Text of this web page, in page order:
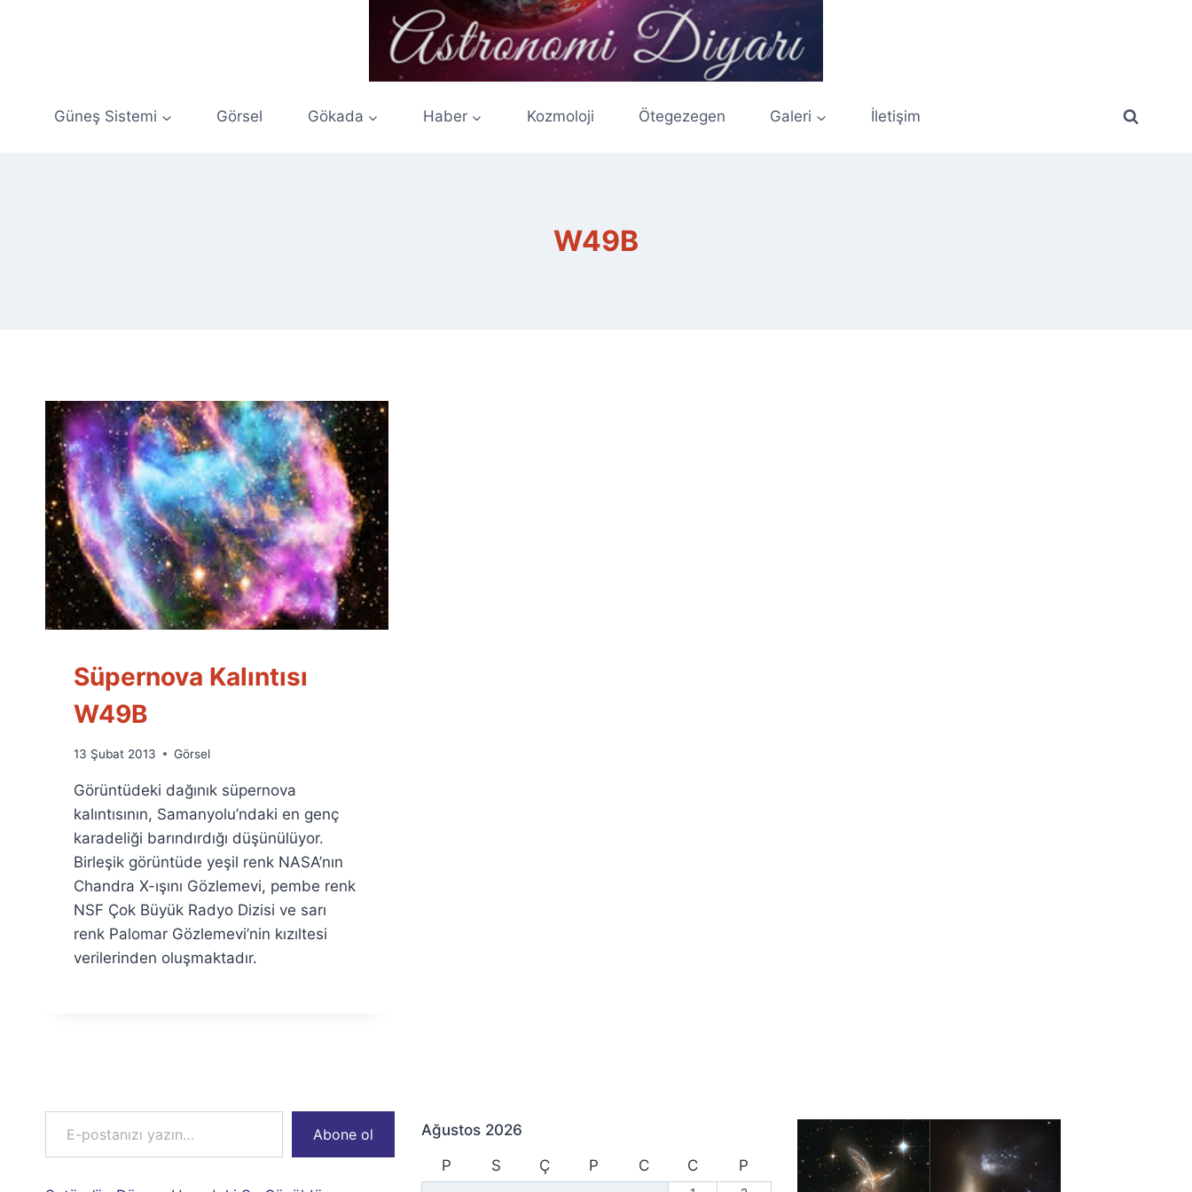
Güneş Sistemi Görsel Gökada Haber Kozmoloji Ötegezegen Galeri İletişim
W49B
Süpernova Kalıntısı
W49B
By
Fuat
Özyar
13 Şubat 2013 Görsel
Görüntüdeki dağınık süpernova
kalıntısının, Samanyolu’ndaki en genç
karadeliği barındırdığı düşünülüyor.
Birleşik görüntüde yeşil renk NASA’nın
Chandra X-ışını Gözlemevi, pembe renk
NSF Çok Büyük Radyo Dizisi ve sarı
renk Palomar Gözlemevi’nin kızıltesi
verilerinden oluşmaktadır.
E-postanızı yazın…
Abone ol
Ağustos 2026
P
S Ç P C C P